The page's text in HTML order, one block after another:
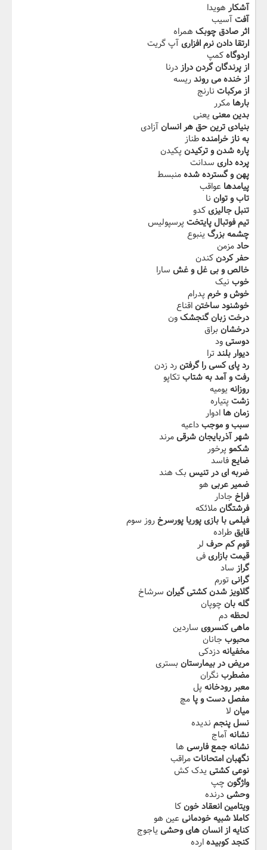
آشکار هویدا
آفتآسیب
اثر صادق چوبک همراه
ارتقا دادن نرم افزاریآپ گریت
اردوگاهکمپ
از پرندگان گردن درازدرنا
از خنده می روندریسه
از مرکبات نارنج
بارها مکرر
بدین معنی یعنی
بنیادی ترین حق هر انسانآزادی
به ناز خرامندهطناز
پاره شدن و ترکیدن پکیدن
پرده داری سدانت
پهن و گسترده شدهمنبسط
پیامدها عواقب
تاب و توان نا
تنبل جالیزیکدو
تیم فوتبال پایتخت پرسپولیس
چشمه بزرگ ینبوع
حادمزمن
حفر کردنکندن
خالص و بی غل و غش سارا
خوب نیک
خوش و خرم پدرام
خوشنود ساختناقناع
درخت زبان گنجشکون
درخشان براق
دوستیود
دیوار بلند ترا
رد پای کسی را گرفتنرد زدن
رفت و آمد به شتاب تکاپو
روزانه یومیه
زشت پتیاره
زمان ها ادوار
سبب و موجبداعیه
شهر آذربایجان شرقیمرند
شکمو پرخور
ضایعفاسد
ضربه ای در تنیس بک هند
ضمیر عربی هو
فراخ جادار
فرشتگانملائکه
فیلمی با بازی پوریا پورسرخروز سوم
قایقطراده
قوم کم حرف لر
قیمت بازاریفی
گراز ساد
گرانی تورم
گلاویز شدن کشتی گیران سرشاخ
گله بان چوپان
لحظهدم
ماهی کنسروی ساردین
محبوب جانان
مخفیانهدزدکی
مریض در بیمارستان بستری
مضطرب نگران
معبر رودخانه پل
مفصل دست و پا مچ
میان لا
نسل پنجم ندیده
نشانهآماج
نشانه جمع فارسی ها
نگهبان امتحاناتمراقب
نوعی کشتی یدک کش
واژگون چپ
وحشیدرنده
ویتامین انعقاد خونکا
کاملا شبیه خودمانی عین هو
کنایه از انسان های وحشی یاجوج
کنجد کوبیدهارده